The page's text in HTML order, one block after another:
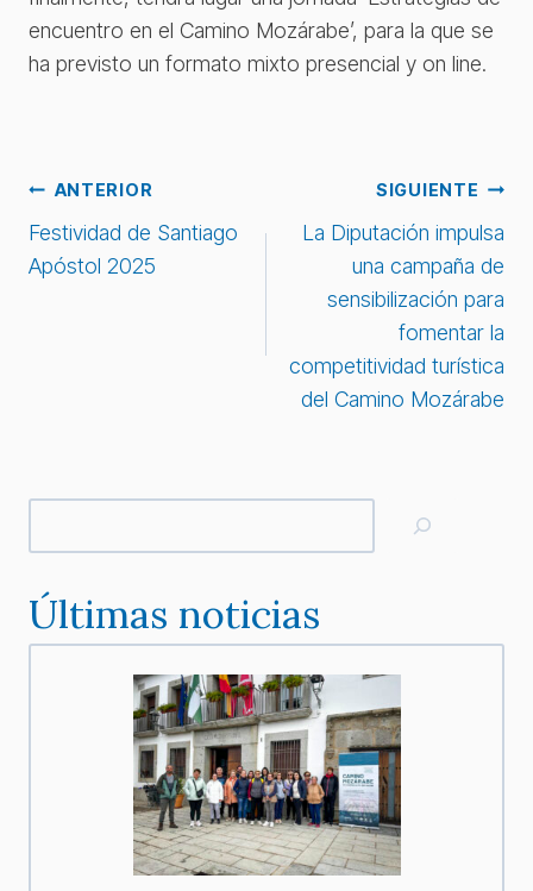
encuentro en el Camino Mozárabe’, para la que se
ha previsto un formato mixto presencial y on line.
Navegación
de
ANTERIOR
Festividad de Santiago
Apóstol 2025
SIGUIENTE
La Diputación impulsa
una campaña de
sensibilización para
fomentar la
competitividad turística
del Camino Mozárabe
Últimas noticias